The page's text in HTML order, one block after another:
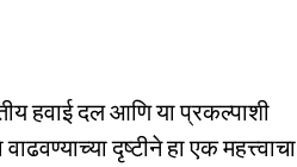
हवाई दल आणि या प्रकल्पाशी
दृष्टीने हा एक महत्त्वाचा